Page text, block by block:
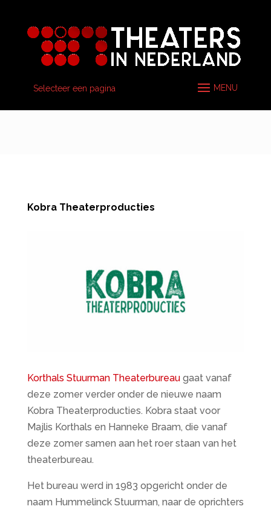
Selecteer een pagina
Kobra Theaterproducties
Korthals Stuurman Theaterbureaugaat vanaf
deze zomer verder onder de nieuwe naam
Kobra Theaterproducties. Kobra staat voor
Majlis Korthals en Hanneke Braam, die vanaf
deze zomer samen aan het roer staan van het
theaterbureau.
Het bureau werd in 1983 opgericht onder de
naam Hummelinck Stuurman, naar de oprichters